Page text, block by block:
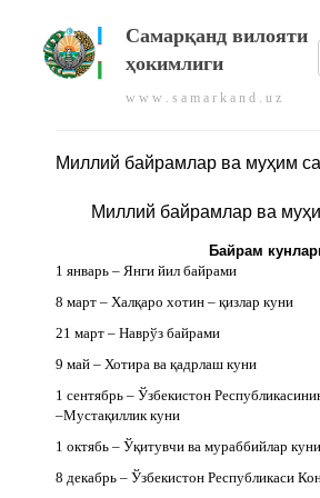
Самарқанд вилояти
ҳокимлиги
w w w . s a m a r k a n d . u z
Миллий байрамлар ва муҳим
Миллий байрамлар ва
Байрам
1 январь – Янги йил байрами
8 март – Халқаро хотин – қизлар куни
21 март – Наврўз байрами
9 май – Хотира ва қадрлаш куни
1 сентябрь – Ўзбекистон
–Мустақиллик куни
1 октябь – Ўқитувчи ва мураббийлар куни
8 декабрь – Ўзбекистон Республикаси